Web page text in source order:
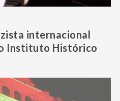
internacional
Instituto Histórico